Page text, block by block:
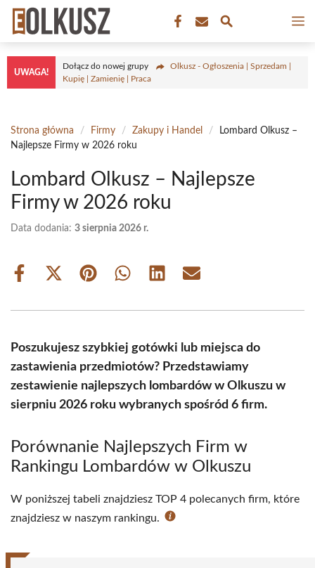
Przejdź
treści
UWAGA!
Dołącz do nowej grupy
Olkusz - Ogłoszenia | Sprzedam |
Kupię | Zamienię | Praca
Strona główna / Firmy / Zakupy i Handel /
Lombard Olkusz –
Najlepsze Firmy w 2026 roku
Lombard Olkusz – Najlepsze
Firmy w 2026 roku
Data dodania: 3 sierpnia 2026 r.
Share
Share
(Twitter)
Share Share Share Share
Poszukujesz szybkiej gotówki lub miejsca do
zastawienia przedmiotów? Przedstawiamy
zestawienie najlepszych lombardów w Olkuszu w
sierpniu 2026 roku wybranych spośród 6 firm.
Porównanie Najlepszych Firm w
Rankingu Lombardów w Olkuszu
W poniższej tabeli znajdziesz TOP 4 polecanych firm, które
znajdziesz w naszym rankingu.